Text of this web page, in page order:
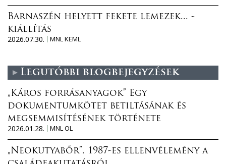
Barnaszén helyett fekete lemezek... -
kiállítás
2026.07.30.
MNL KEML
Legutóbbi blogbejegyzések
„Káros forrásanyagok” Egy
dokumentumkötet betiltásának és
megsemmisítésének története
2026.01.28.
MNL OL
„Neokutyabőr”. 1987-es ellenvélemény a